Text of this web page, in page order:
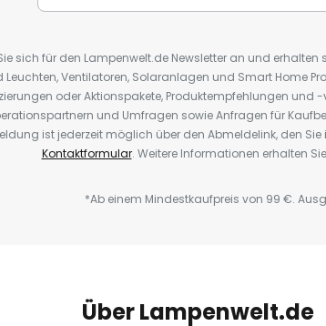
sich für den Lampenwelt.de Newsletter an und
Leuchten, Ventilatoren, Solaranlagen und Smart Home
oder Aktionspakete, Produktempfehlungen
und Umfragen sowie Anfragen für
ist jederzeit möglich über den Abmeldelink, den
Kontaktformular. Weitere Informationen erhalten
*Ab einem Mindestkaufpreis von 99 €.
Über Lampenwelt.de